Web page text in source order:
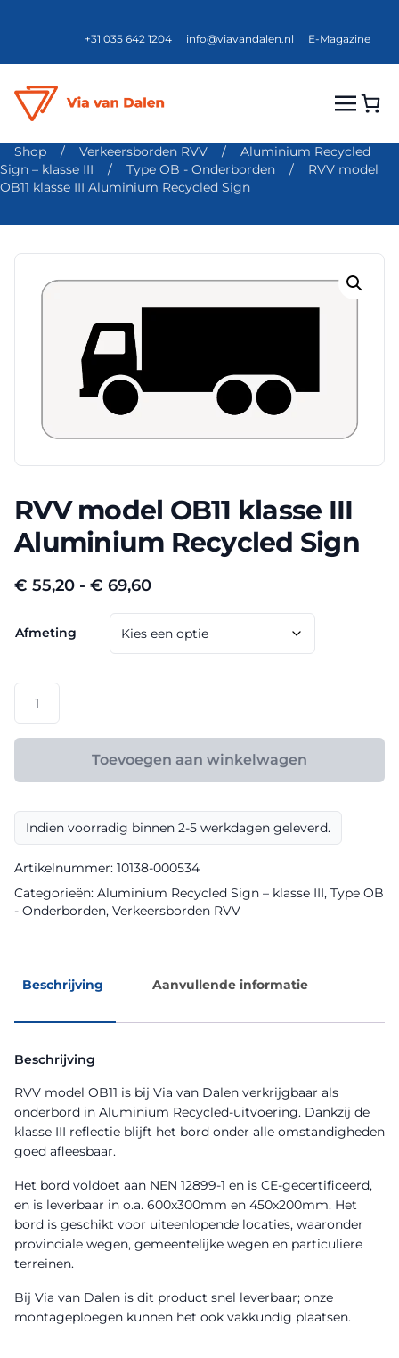
+31 035 642 1204 info@viavandalen.nl E-Magazine
Shop / Verkeersborden RVV /
Aluminium Recycled
Sign – klasse III
/ Type OB - Onderborden /
RVV model
OB11 klasse III Aluminium Recycled Sign
RVV model OB11 klasse III
Aluminium Recycled Sign
€ 55,20 - € 69,60Prijsklasse:
€ 55,20
tot
€ 69,60
Afmeting
model
OB11
III
Recycled
Sign
aantal
Toevoegen aan winkelwagen
Indien voorradig binnen 2-5 werkdagen geleverd.
Artikelnummer: 10138-000534
Categorieën: Aluminium Recycled Sign – klasse III, Type OB
- Onderborden, Verkeersborden RVV
Beschrijving Aanvullende informatie
Beschrijving
RVV model OB11 is bij Via van Dalen verkrijgbaar als
onderbord in Aluminium Recycled-uitvoering. Dankzij de
klasse III reflectie blijft het bord onder alle omstandigheden
goed afleesbaar.
Het bord voldoet aan NEN 12899-1 en is CE-gecertificeerd,
en is leverbaar in o.a. 600x300mm en 450x200mm. Het
bord is geschikt voor uiteenlopende locaties, waaronder
provinciale wegen, gemeentelijke wegen en particuliere
terreinen.
Bij Via van Dalen is dit product snel leverbaar; onze
montageploegen kunnen het ook vakkundig plaatsen.